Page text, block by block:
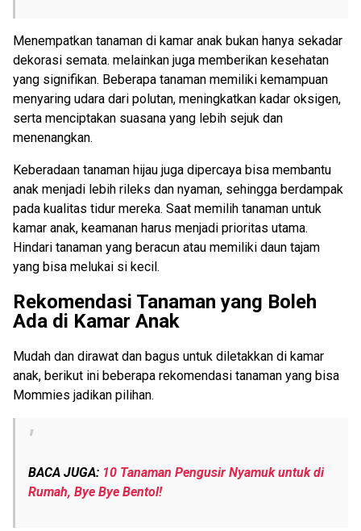
Menempatkan tanaman di kamar anak bukan hanya sekadar
dekorasi semata. melainkan juga memberikan kesehatan
yang signifikan. Beberapa tanaman memiliki kemampuan
menyaring udara dari polutan, meningkatkan kadar oksigen,
serta menciptakan suasana yang lebih sejuk dan
menenangkan.
Keberadaan tanaman hijau juga dipercaya bisa membantu
anak menjadi lebih rileks dan nyaman, sehingga berdampak
pada kualitas tidur mereka. Saat memilih tanaman untuk
kamar anak, keamanan harus menjadi prioritas utama.
Hindari tanaman yang beracun atau memiliki daun tajam
yang bisa melukai si kecil.
Rekomendasi Tanaman yang Boleh
Ada di Kamar Anak
Mudah dan dirawat dan bagus untuk diletakkan di kamar
anak, berikut ini beberapa rekomendasi tanaman yang bisa
Mommies jadikan pilihan.
BACA JUGA: 10 Tanaman Pengusir Nyamuk untuk di
Rumah, Bye Bye Bentol!